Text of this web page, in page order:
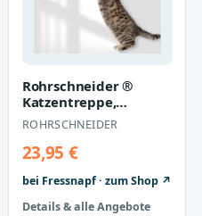
Rohrschneider ®
Katzentreppe,
Wandelement für
Katzen mit starkem
Sisal…
ROHRSCHNEIDER
23,95 €
bei Fressnapf · zum Shop ↗
Details & alle Angebote